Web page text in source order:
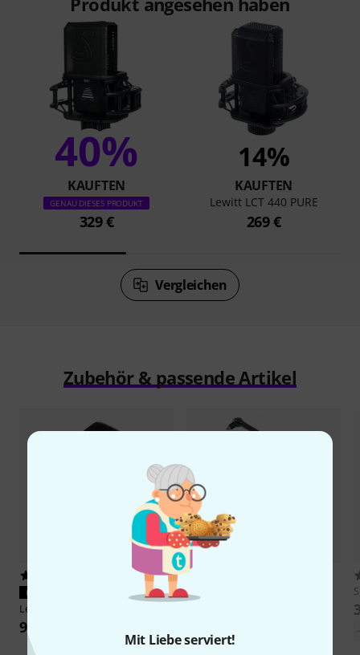
Mit Liebe serviert!
40%
KAUFTEN
GENAU DIESES PRODUKT
329 €
14%
KAUFTEN
Lewitt LCT 440 PURE
269 €
Vergleichen
Zubehör & passende Artikel
PASST GARANTIERT
Lewitt
9,90 €
Roadworx